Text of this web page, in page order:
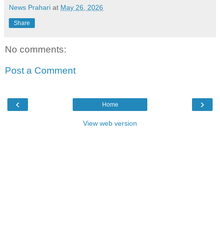
News Prahari at May 26, 2026
Share
No comments:
Post a Comment
‹ ›
Home
View web version